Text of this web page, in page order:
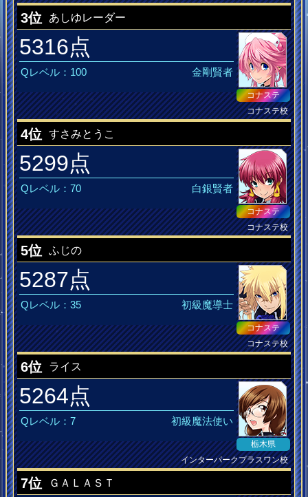
3位 DANCERUSH MusiQ皆伝
あしゆレーダー
5316点
Qレベル：100 金剛賢者
コナステ
コナステ校
4位 すさみとうこ
5299点
Qレベル：70 白銀賢者
コナステ
コナステ校
5位 ふじの
5287点
Qレベル：35 初級魔導士
コナステ
コナステ校
6位 ライス
5264点
Qレベル：7 初級魔法使い
栃木県
インターパークプラスワン校
7位 ＧＡＬＡＳＴ